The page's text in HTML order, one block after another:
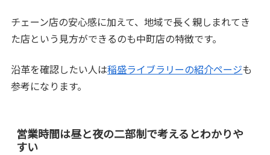
チェーン店の安心感に加えて、地域で長く親しまれてき
た店という見方ができるのも中町店の特徴です。
沿革を確認したい人は稲盛ライブラリーの紹介ページも
参考になります。
営業時間は昼と夜の二部制で考えるとわかりや
すい